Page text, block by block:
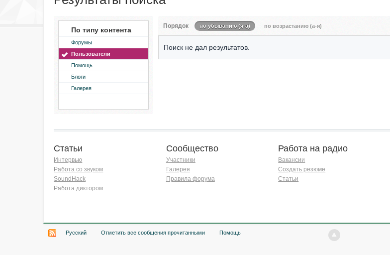
По типу контента
Форумы
Пользователи
Помощь
Блоги
Галерея
Порядок по убыванию (я-а) по возрастанию (а-я)
Поиск не дал результатов.
Статьи
Интервью
Работа со звуком
SoundHack
Работа диктором
Сообщество
Участники
Галерея
Правила форума
Работа на радио
Вакансии
Создать резюме
Статьи
Русский Отметить все сообщения прочитанными Помощь